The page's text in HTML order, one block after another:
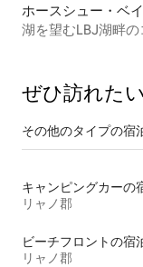
ホースシュー・ベ
湖を望むLBJ湖畔
ぜひ訪⁠れ⁠た⁠
その他のタ⁠イ⁠プ⁠の宿⁠
キャンピングカーの
リャノ郡
ビーチフロントの宿
リャノ郡